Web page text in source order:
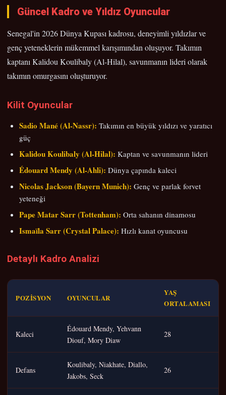
Güncel Kadro ve Yıldız Oyuncular
Senegal'in 2026 Dünya Kupası kadrosu, deneyimli yıldızlar ve
genç yeteneklerin mükemmel karışımından oluşuyor. Takımın
kaptanı Kalidou Koulibaly (Al-Hilal), savunmanın lideri olarak
takımın omurgasını oluşturuyor.
Kilit Oyuncular
Sadio Mané (Al-Nassr): Takımın en büyük yıldızı ve yaratıcı
güç
Kalidou Koulibaly (Al-Hilal): Kaptan ve savunmanın lideri
Édouard Mendy (Al-Ahli): Dünya çapında kaleci
Nicolas Jackson (Bayern Munich): Genç ve parlak forvet
yeteneği
Pape Matar Sarr (Tottenham): Orta sahanın dinamosu
Ismaïla Sarr (Crystal Palace): Hızlı kanat oyuncusu
Detaylı Kadro Analizi
POZISYON OYUNCULAR
YAŞ
ORTALAMASI
Kaleci
Édouard Mendy, Yehvann
Diouf, Mory Diaw
28
Defans
Koulibaly, Niakhate, Diallo,
Jakobs, Seck
26